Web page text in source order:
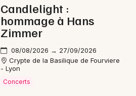
Candlelight :
hommage à Hans
Zimmer
08/08/2026 → 27/09/2026
Crypte de la Basilique de Fourviere
- Lyon
Concerts